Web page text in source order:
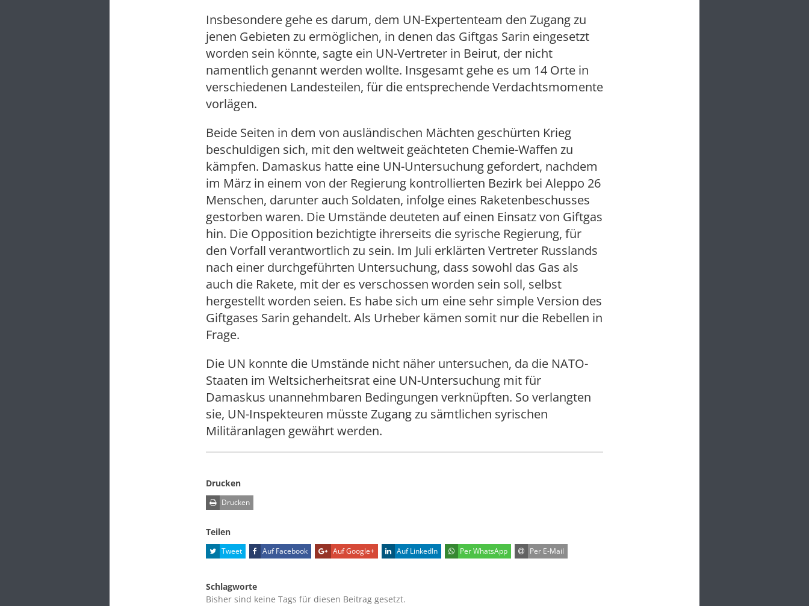
Insbesondere gehe es darum, dem UN-Expertenteam den Zugang zu
jenen Gebieten zu ermöglichen, in denen das Giftgas Sarin eingesetzt
worden sein könnte, sagte ein UN-Vertreter in Beirut, der nicht
namentlich genannt werden wollte. Insgesamt gehe es um 14 Orte in
verschiedenen Landesteilen, für die entsprechende Verdachtsmomente
vorlägen.
Beide Seiten in dem von ausländischen Mächten geschürten Krieg
beschuldigen sich, mit den weltweit geächteten Chemie-Waffen zu
kämpfen. Damaskus hatte eine UN-Untersuchung gefordert, nachdem
im März in einem von der Regierung kontrollierten Bezirk bei Aleppo 26
Menschen, darunter auch Soldaten, infolge eines Raketenbeschusses
gestorben waren. Die Umstände deuteten auf einen Einsatz von Giftgas
hin. Die Opposition bezichtigte ihrerseits die syrische Regierung, für
den Vorfall verantwortlich zu sein. Im Juli erklärten Vertreter Russlands
nach einer durchgeführten Untersuchung, dass sowohl das Gas als
auch die Rakete, mit der es verschossen worden sein soll, selbst
hergestellt worden seien. Es habe sich um eine sehr simple Version des
Giftgases Sarin gehandelt. Als Urheber kämen somit nur die Rebellen in
Frage.
Die UN konnte die Umstände nicht näher untersuchen, da die NATO-
Staaten im Weltsicherheitsrat eine UN-Untersuchung mit für
Damaskus unannehmbaren Bedingungen verknüpften. So verlangten
sie, UN-Inspekteuren müsste Zugang zu sämtlichen syrischen
Militäranlagen gewährt werden.
Drucken
Drucken
Teilen
Tweet Auf Facebook Auf Google+ Auf LinkedIn Per WhatsApp Per E-Mail
Schlagworte
Bisher sind keine Tags für diesen Beitrag gesetzt.